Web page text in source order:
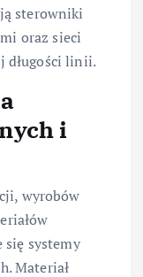
sterowniki
oraz sieci
długości linii.
i
wyrobów
się systemy
Materiał